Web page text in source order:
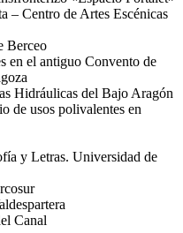
– Centro de Artes Escénicas
Berceo
en el antiguo Convento de
Hidráulicas del Bajo Aragón
de usos polivalentes en
y Letras. Universidad de
Canal